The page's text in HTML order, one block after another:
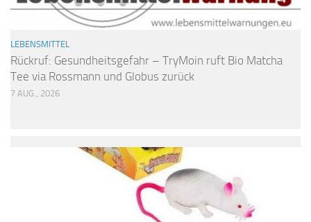
LEBENSMITTEL
Rückruf: Gesundheitsgefahr – TryMoin ruft Bio Matcha
Tee via Rossmann und Globus zurück
7 AUG., 2026